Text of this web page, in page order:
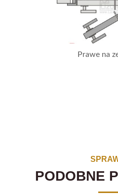
Prawe na
PODOBNE